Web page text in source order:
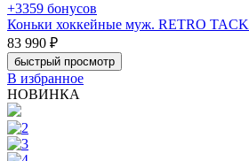
+3359 бонусов
Коньки хоккейные муж. RETRO
83 990 ₽
быстрый просмотр
В избранное
НОВИНКА